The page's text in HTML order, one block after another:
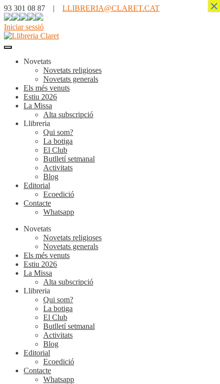
93 301 08 87 | LLIBRERIA@CLARET.CAT
Iniciar sessió
Novetats
Novetats religioses
Novetats generals
Els més venuts
Estiu 2026
La Missa
Alta subscripció
Llibreria
Qui som?
La botiga
El Club
Butlletí setmanal
Activitats
Blog
Editorial
Ecoedició
Contacte
Whatsapp
Novetats
Novetats religioses
Novetats generals
Els més venuts
Estiu 2026
La Missa
Alta subscripció
Llibreria
Qui som?
La botiga
El Club
Butlletí setmanal
Activitats
Blog
Editorial
Ecoedició
Contacte
Whatsapp
×